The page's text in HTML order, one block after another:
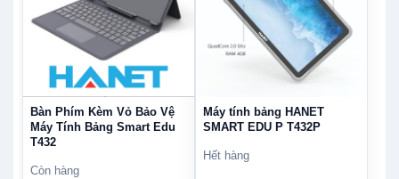
Bàn Phím Kèm Vỏ Bảo Vệ
Máy Tính Bảng Smart Edu
T432
Còn hàng
Máy tính bảng HANET
SMART EDU P T432P
Hết hàng